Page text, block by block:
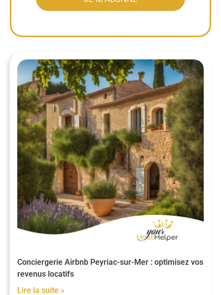
Conciergerie Airbnb Peyriac-sur-Mer : optimisez vos
revenus locatifs
Lire la suite »